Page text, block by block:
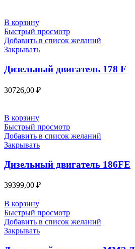
В корзину
Быстрый просмотр
Добавить в список желаний
Закрывать
Дизельный двигатель 178 F
30726,00 ₽
В корзину
Быстрый просмотр
Добавить в список желаний
Закрывать
Дизельный двигатель 186FE
39399,00 ₽
В корзину
Быстрый просмотр
Добавить в список желаний
Закрывать